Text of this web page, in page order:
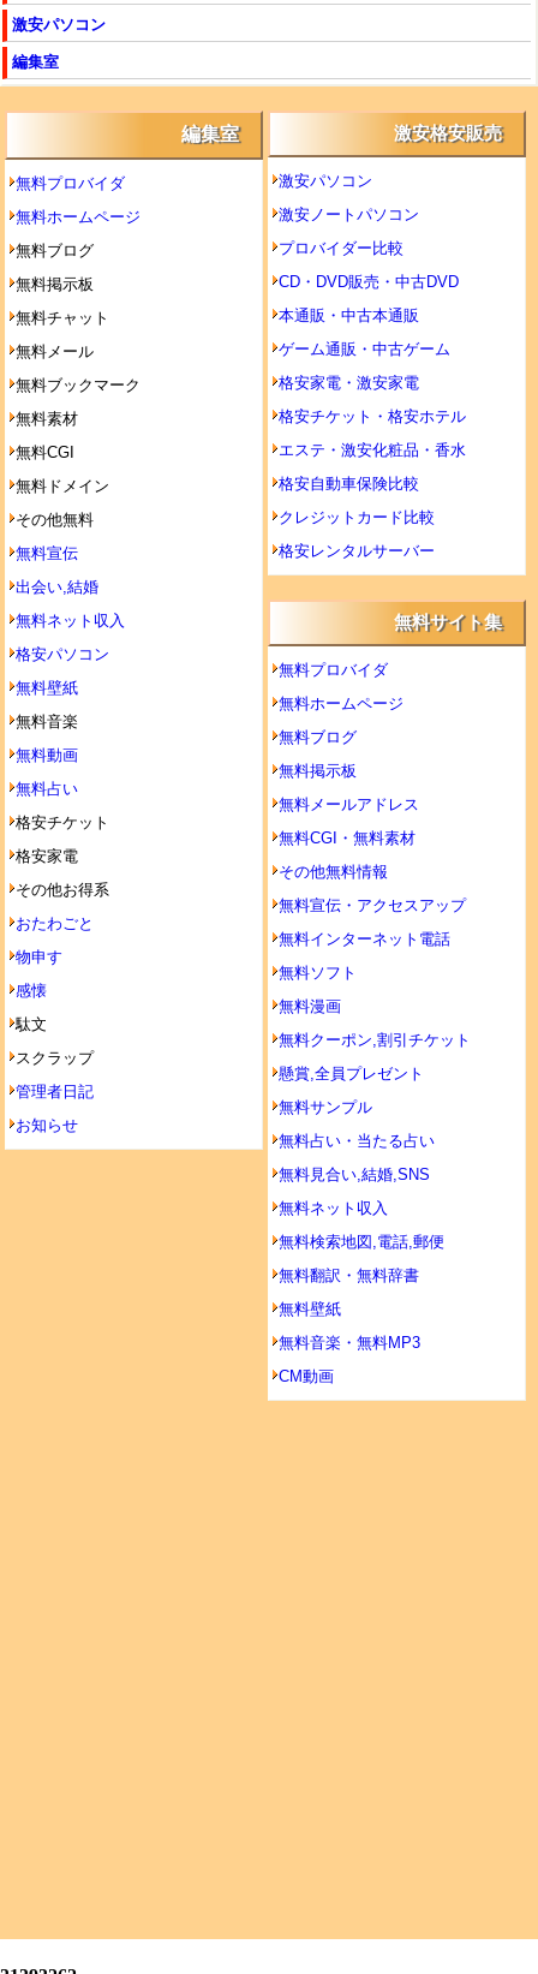
激安パソコン
編集室
編集室
無料プロバイダ
無料ホームページ
無料ブログ
無料掲示板
無料チャット
無料メール
無料ブックマーク
無料素材
無料CGI
無料ドメイン
その他無料
無料宣伝
出会い,結婚
無料ネット収入
格安パソコン
無料壁紙
無料音楽
無料動画
無料占い
格安チケット
格安家電
その他お得系
おたわごと
物申す
感懐
駄文
スクラップ
管理者日記
お知らせ
激安格安販売
激安パソコン
激安ノートパソコン
プロバイダー比較
CD・DVD販売・中古DVD
本通販・中古本通販
ゲーム通販・中古ゲーム
格安家電・激安家電
格安チケット・格安ホテル
エステ・激安化粧品・香水
格安自動車保険比較
クレジットカード比較
格安レンタルサーバー
無料サイト集
無料プロバイダ
無料ホームページ
無料ブログ
無料掲示板
無料メールアドレス
無料CGI・無料素材
その他無料情報
無料宣伝・アクセスアップ
無料インターネット電話
無料ソフト
無料漫画
無料クーポン,割引チケット
懸賞,全員プレゼント
無料サンプル
無料占い・当たる占い
無料見合い,結婚,SNS
無料ネット収入
無料検索地図,電話,郵便
無料翻訳・無料辞書
無料壁紙
無料音楽・無料MP3
CM動画